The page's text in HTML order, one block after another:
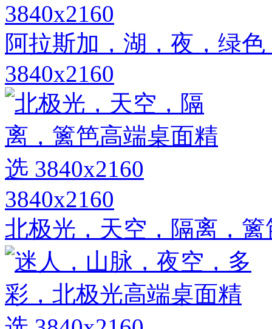
3840x2160
阿拉斯加，湖，夜，绿
3840x2160
3840x2160
北极光，天空，隔离，